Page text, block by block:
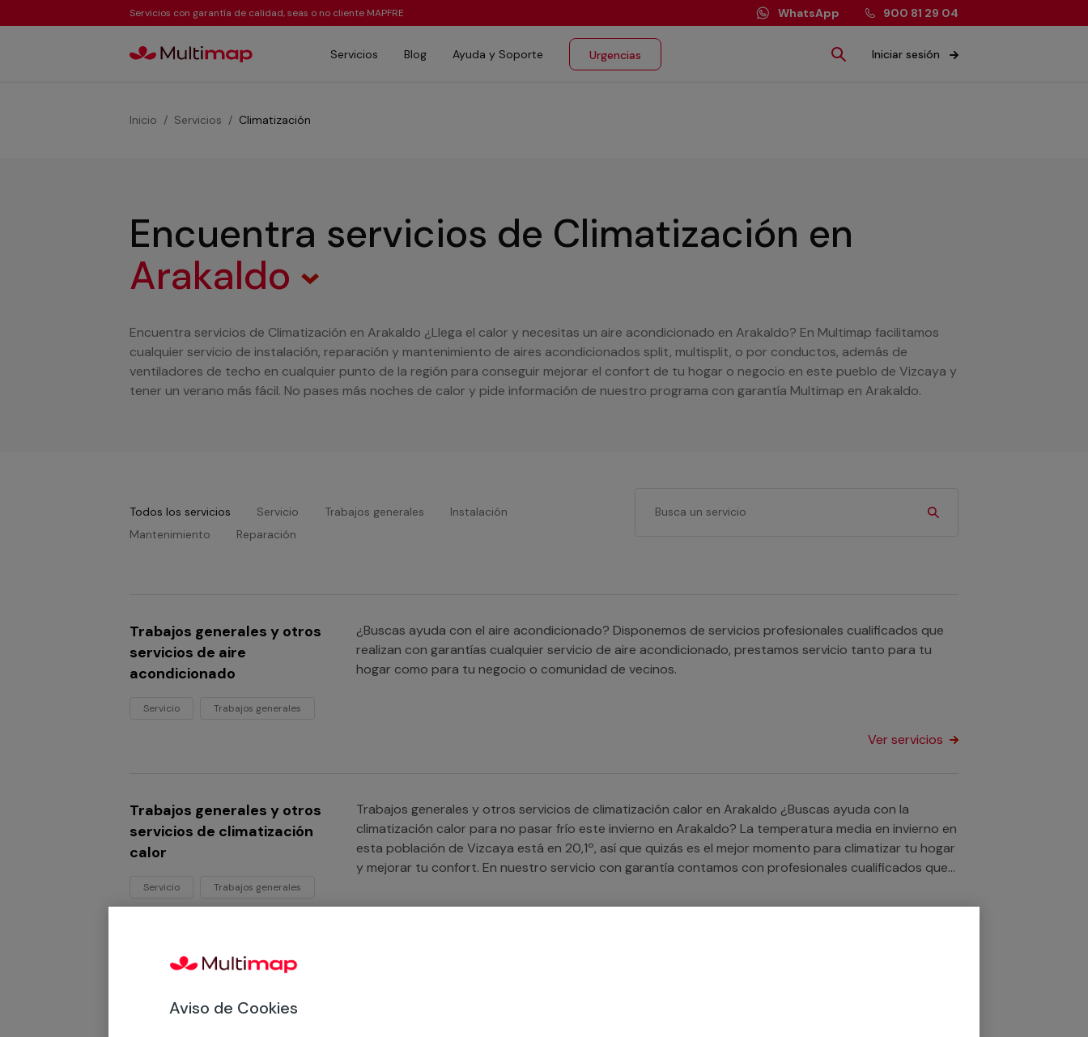
Servicios con garantía de calidad, seas o no cliente MAPFRE WhatsApp 900 81 29 04
Servicios Blog Ayuda y Soporte Urgencias Iniciar sesión
Inicio Servicios Climatización
Encuentra servicios de Climatización en
Arakaldo
Encuentra servicios de Climatización en Arakaldo ¿Llega el calor y necesitas un aire acondicionado en Arakaldo? En Multimap facilitamos
cualquier servicio de instalación, reparación y mantenimiento de aires acondicionados split, multisplit, o por conductos, además de
ventiladores de techo en cualquier punto de la región para conseguir mejorar el confort de tu hogar o negocio en este pueblo de Vizcaya y
tener un verano más fácil. No pases más noches de calor y pide información de nuestro programa con garantía Multimap en Arakaldo.
Todos los servicios Servicio Trabajos generales
Instalación
Mantenimiento
Reparación
Trabajos generales y otros
servicios de aire
acondicionado
Servicio Trabajos generales
¿Buscas ayuda con el aire acondicionado? Disponemos de servicios profesionales cualificados que
realizan con garantías cualquier servicio de aire acondicionado, prestamos servicio tanto para tu
hogar como para tu negocio o comunidad de vecinos.
Ver servicios
Trabajos generales y otros
servicios de climatización
calor
Servicio Trabajos generales
Trabajos generales y otros servicios de climatización calor en Arakaldo ¿Buscas ayuda con la
climatización calor para no pasar frío este invierno en Arakaldo? La temperatura media en invierno en
esta población de Vizcaya está en 20,1º, así que quizás es el mejor momento para climatizar tu hogar
y mejorar tu confort. En nuestro servicio con garantía contamos con profesionales cualificados que
como para tu negocio o comunidad de vecinos en Arakaldo.
servicios de climatización
Aviso de Cookies